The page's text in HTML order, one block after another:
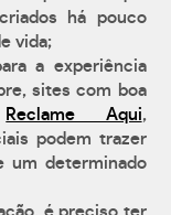
há pouco
vida;
a experiência
sites com boa
Reclame Aqui,
podem trazer
um determinado